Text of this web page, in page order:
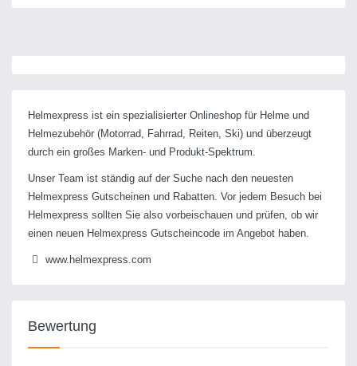
Helmexpress ist ein spezialisierter Onlineshop für Helme und
Helmezubehör (Motorrad, Fahrrad, Reiten, Ski) und überzeugt
durch ein großes Marken- und Produkt-Spektrum.
Unser Team ist ständig auf der Suche nach den neuesten
Helmexpress Gutscheinen und Rabatten. Vor jedem Besuch bei
Helmexpress sollten Sie also vorbeischauen und prüfen, ob wir
einen neuen Helmexpress Gutscheincode im Angebot haben.
www.helmexpress.com
Bewertung